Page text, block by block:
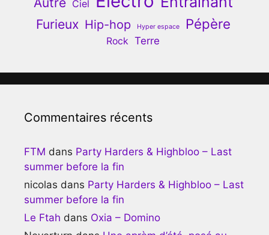
Ciel
Furieux Hip-hop Hyper espace Pépère
Rock Terre
Commentaires récents
FTM dans Party Harders & Highbloo – Last
summer before la fin
nicolas dans Party Harders & Highbloo – Last
summer before la fin
Le Ftah dans Oxia – Domino